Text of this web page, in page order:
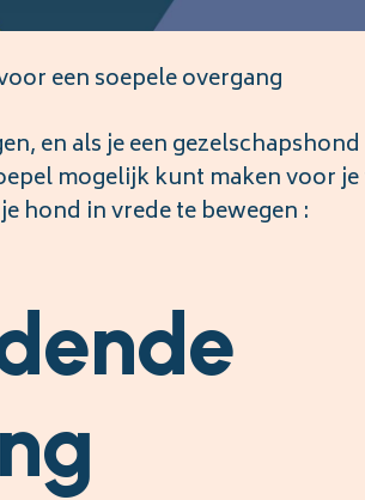
een soepele overgang
en als je een
mogelijk kunt maken voor
hond in vrede te bewegen :